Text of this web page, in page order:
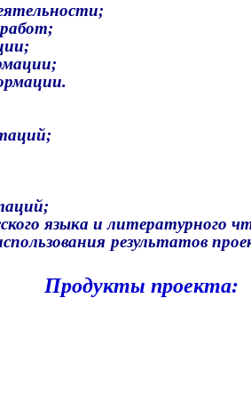
языка и литературного
результатов
Продукты проекта: